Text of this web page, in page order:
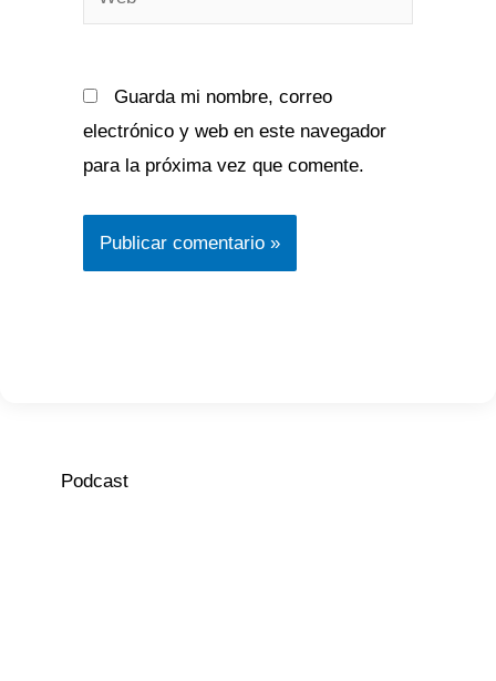
Guarda mi nombre, correo
electrónico y web en este navegador
para la próxima vez que comente.
Podcast